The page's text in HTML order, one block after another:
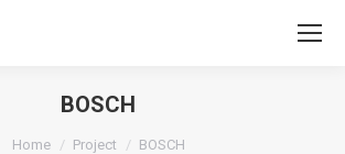
BOSCH
You are here:
Home Project BOSCH